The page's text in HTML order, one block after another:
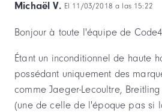
Michaël V. El 11/03/2018 a las 15:22
Bonjour à toute l'équipe de
Étant un inconditionnel de haute
possédant uniquement des
comme Jaeger-Lecoultre,
(une de celle de l'époque pas si